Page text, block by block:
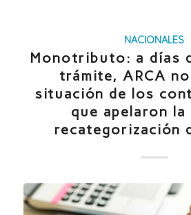
NACIONALES
Monotributo: a días
trámite, ARCA
situación de los
que apelaron la
recategorización